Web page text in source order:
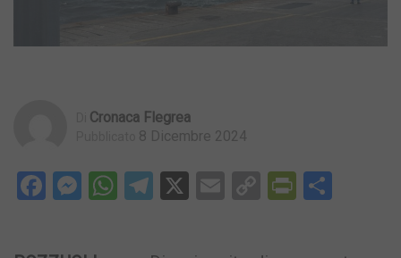
Cronaca Flegrea
8 Dicembre 2024
Facebook
Messenger
WhatsApp
Telegram
X EmailCopy